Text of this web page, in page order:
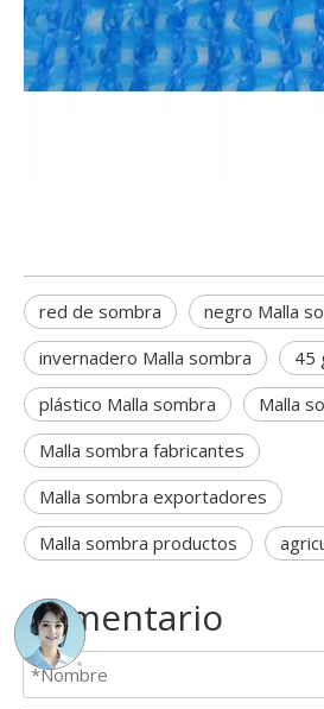
red de sombra
negro Malla
invernadero Malla sombra
45
plástico Malla sombra
Malla
Malla sombra fabricantes
Malla sombra exportadores
Malla sombra productos
Comentario